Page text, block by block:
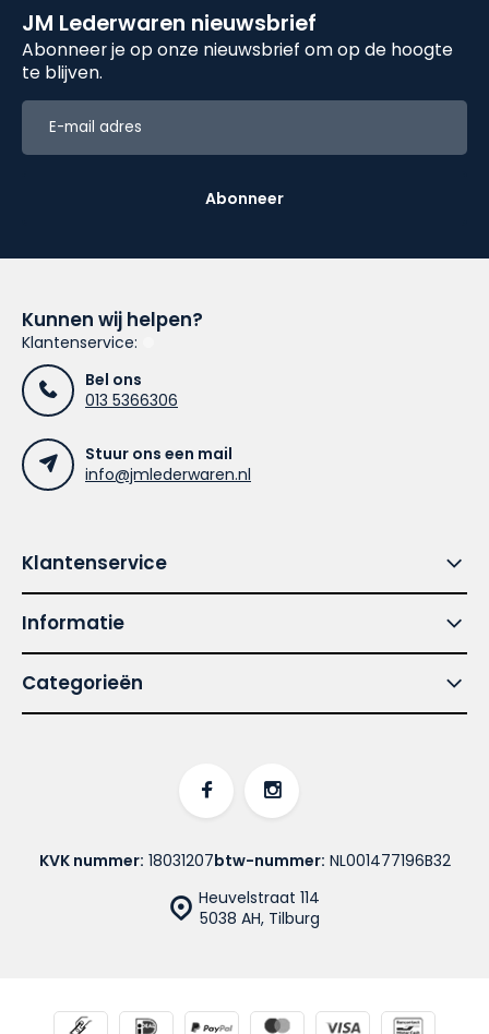
JM Lederwaren nieuwsbrief
Abonneer je op onze nieuwsbrief om op de hoogte
te blijven.
Abonneer
Kunnen wij helpen?
Klantenservice:
Bel ons
013 5366306
Stuur ons een mail
info@jmlederwaren.nl
Klantenservice
Informatie
Categorieën
Heuvelstraat 114
5038 AH, Tilburg
KVK nummer: 18031207btw-nummer: NL001477196B32